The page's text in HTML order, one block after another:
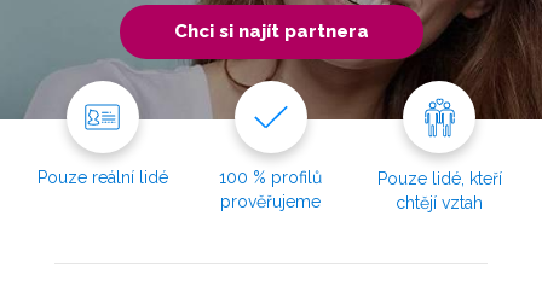
Chci si najít partnera
Pouze reální lidé
100 % profilů
prověřujeme
Pouze lidé, kteří
chtějí vztah